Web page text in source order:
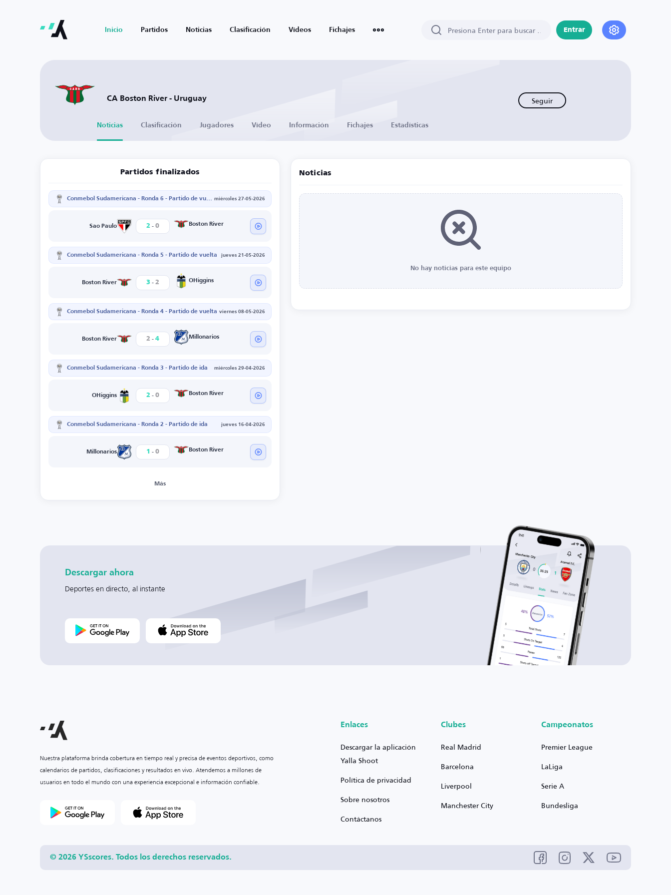
Inicio Partidos Noticias Clasificación Vídeos Fichajes Entrar
CA Boston River - Uruguay Seguir
Noticias Clasificación Jugadores Vídeo Información Fichajes Estadísticas
Partidos finalizados
Conmebol Sudamericana - Ronda 6 - Partido de vuelta miércoles 27-05-2026
Sao Paulo 2 - 0 Boston River
Conmebol Sudamericana - Ronda 5 - Partido de vuelta jueves 21-05-2026
Boston River 3 - 2 OHiggins
Conmebol Sudamericana - Ronda 4 - Partido de vuelta viernes 08-05-2026
Boston River 2 - 4 Millonarios
Conmebol Sudamericana - Ronda 3 - Partido de ida miércoles 29-04-2026
OHiggins 2 - 0 Boston River
Conmebol Sudamericana - Ronda 2 - Partido de ida jueves 16-04-2026
Millonarios 1 - 0 Boston River
Más
Noticias
No hay noticias para este equipo
Descargar ahora
Deportes en directo, al instante
Nuestra plataforma brinda cobertura en tiempo real y precisa de eventos deportivos, como
calendarios de partidos, clasificaciones y resultados en vivo. Atendemos a millones de
usuarios en todo el mundo con una experiencia excepcional e información confiable.
Enlaces
Descargar la aplicación
Yalla Shoot
Política de privacidad
Sobre nosotros
Contáctanos
Clubes
Real Madrid
Barcelona
Liverpool
Manchester City
Campeonatos
Premier League
LaLiga
Serie A
Bundesliga
© 2026 YSscores. Todos los derechos reservados.